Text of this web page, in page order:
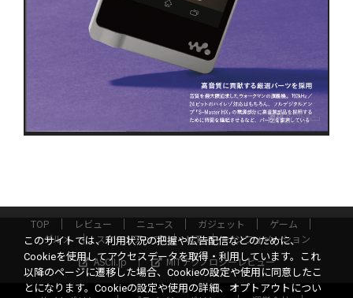
TOP レビュー ニュース ガジェット
ゲーム
グルメ
スタートアップ ICT
インフォメーション
ASCII.jp
MITテクノロジーレビュー
このサイトでは、利用状況の把握や広告配信などのために、
Cookieを使用してアクセスデータを取得・利用しています。これ
以降のページに遷移した場合、Cookieの設定や使用に同意したこ
とになります。Cookieの設定や使用の詳細、オプトアウトについ